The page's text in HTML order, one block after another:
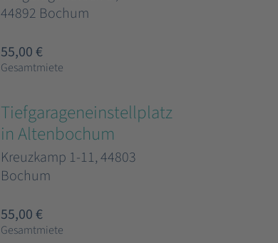
44892 Bochum
55,00 €
Gesamtmiete
Tiefgarageneinstellplatz
in Altenbochum
Kreuzkamp 1-11, 44803
Bochum
55,00 €
Gesamtmiete